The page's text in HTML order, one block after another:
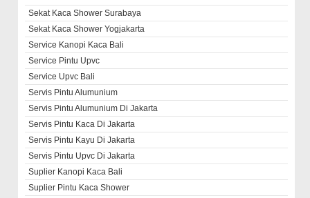
Sekat Kaca Shower Surabaya
Sekat Kaca Shower Yogjakarta
Service Kanopi Kaca Bali
Service Pintu Upvc
Service Upvc Bali
Servis Pintu Alumunium
Servis Pintu Alumunium Di Jakarta
Servis Pintu Kaca Di Jakarta
Servis Pintu Kayu Di Jakarta
Servis Pintu Upvc Di Jakarta
Suplier Kanopi Kaca Bali
Suplier Pintu Kaca Shower